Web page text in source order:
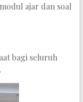
ajar dan soal
bagi seluruh